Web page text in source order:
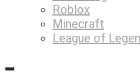
Roblox
Minecraft
League of